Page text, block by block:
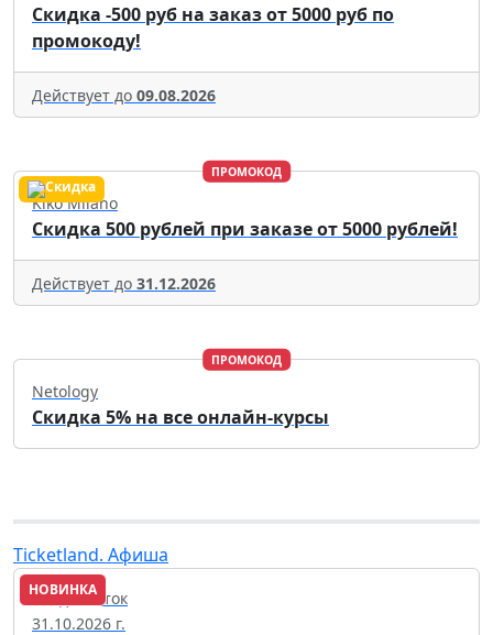
Скидка -500 руб на заказ от 5000 руб по
промокоду!
Действует до 09.08.2026
ПРОМОКОД
Kiko Milano
Скидка 500 рублей при заказе от 5000 рублей!
Действует до 31.12.2026
ПРОМОКОД
Netology
Скидка 5% на все онлайн-курсы
Ticketland. Афиша
НОВИНКА
Владивосток
31.10.2026 г.